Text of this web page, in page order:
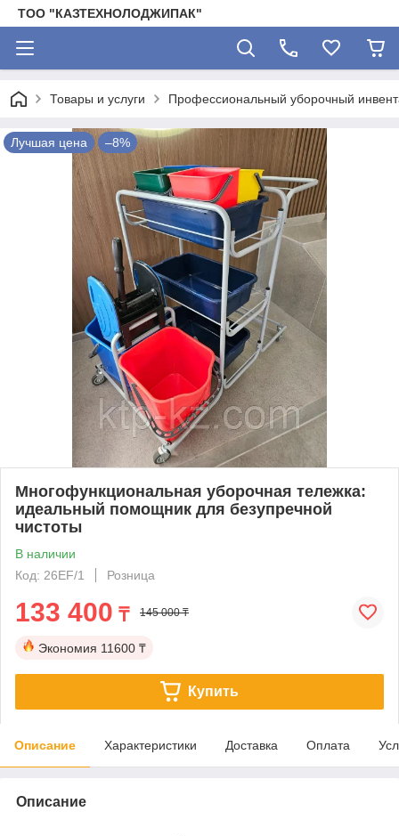
ТОО "КАЗТЕХНОЛОДЖИПАК"
Товары и услуги Профессиональный уборочный
Лучшая цена –8%
Многофункциональная уборочная тележка:
идеальный помощник для безупречной
чистоты
В наличии
Код: 26EF/1
Розница
133 400 ₸ 145 000 ₸
Экономия 11600 ₸
Купить
Описание Характеристики Доставка Оплата
Описание